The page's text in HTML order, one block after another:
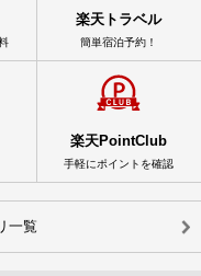
楽天トラベル
簡単宿泊予約！
楽天PointClub
手軽にポイントを確認
一覧